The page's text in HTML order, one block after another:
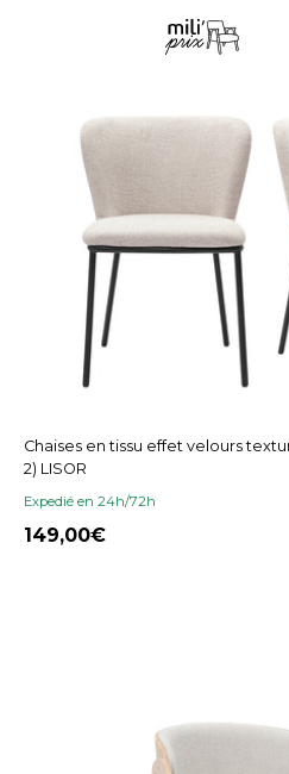
Chaises en tissu effet velours
2) LISOR
Expedié en 24h/72h
149,00